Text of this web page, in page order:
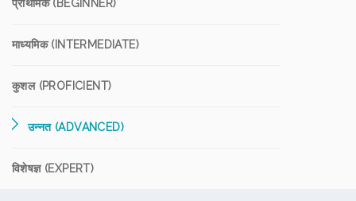
प्राथमिक (BEGINNER)
माध्यमिक (INTERMEDIATE)
कुशल (PROFICIENT)
उन्नत (ADVANCED)
विशेषज्ञ (EXPERT)